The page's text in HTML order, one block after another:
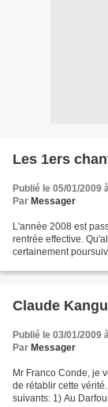
Les 1ers
Publié le 05/01/2009
Par Messager
L'année 2008 est
rentrée effective.
certainement
Claude
Publié le 03/01/2009
Par Messager
Mr Franco Conde, je
de rétablir cette
suivants: 1) Au